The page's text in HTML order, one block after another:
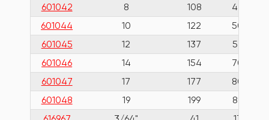
601042
8 108
44
601044
10 122
50
601045
12 137
57
601046
14 154
70
601047
17 177
80
601048
19 199
89